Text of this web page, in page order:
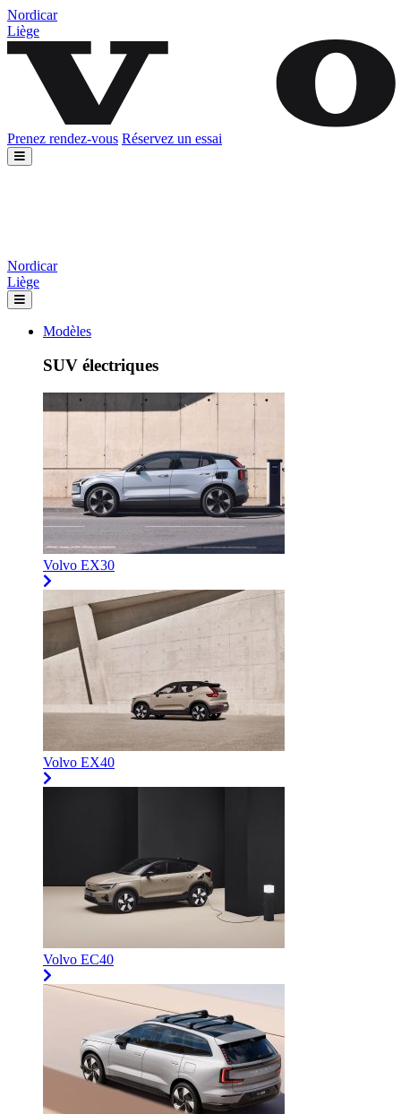
Nordicar
Liège
Prenez rendez-vous Réservez un essai
Nordicar
Liège
Modèles
SUV électriques
Volvo EX30
Volvo EX40
Volvo EC40